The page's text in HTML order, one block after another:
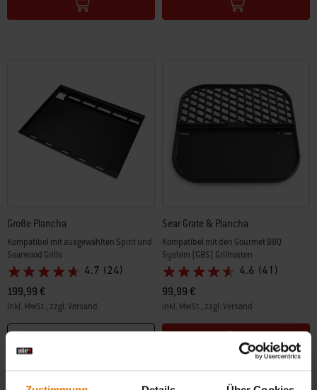
Große Plancha
Kompatibel mit ausgewählten Spirit und
Searwood Grills
4.7 (24)
199,99 €
inkl. MwSt., zzgl. Versand
Color Options
Sear Grate & Plancha
Kompatibel mit den Gourmet BBQ
System (GBS) Grillrosten
4.6 (41)
99,99 €
inkl. MwSt., zzgl. Versand
Color Options